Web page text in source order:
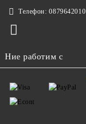
Телефон: 0879642010
Ние работим с